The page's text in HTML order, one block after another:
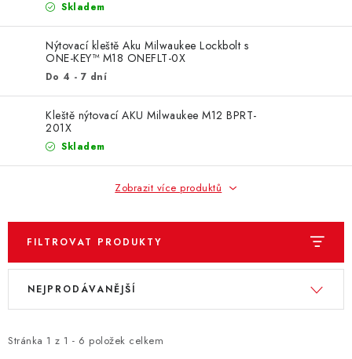
ZNAČKY
KONTAKTY
OCHRANA OSOBNÍCH ÚDAJŮ
JAK NAKUPOVAT
ODSTOUPENÍ OD SMLOUVY
DOPRAVA A PLATBA
EXPEDICE ZBOŽÍ
REKLAMACE ZAKOUPENÉHO ZBOŽÍ
Skladem
Nýtovací kleště Aku Milwaukee Lockbolt s
ONE-KEY™ M18 ONEFLT-0X
Do 4 - 7 dní
Kleště nýtovací AKU Milwaukee M12 BPRT-
201X
Skladem
Zobrazit více produktů
FILTROVAT PRODUKTY
V
i
Stránka 1 z 1 - 6 položek celkem
Ř
e
NEJPRODÁVANĚJŠÍ